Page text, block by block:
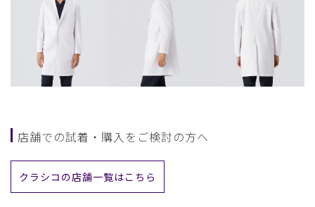
店舗での試着・購入をご検討の方へ
クラシコの店舗一覧はこちら